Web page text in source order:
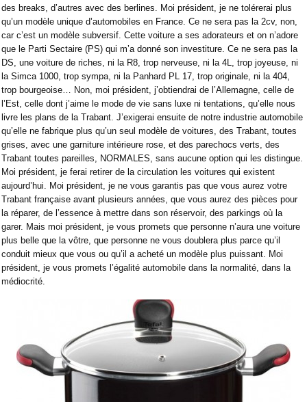
des breaks, d’autres avec des berlines. Moi président, je ne tolérerai plus
qu’un modèle unique d’automobiles en France. Ce ne sera pas la 2cv, non,
car c’est un modèle subversif. Cette voiture a ses adorateurs et on n’adore
que le Parti Sectaire (PS) qui m’a donné son investiture. Ce ne sera pas la
DS, une voiture de riches, ni la R8, trop nerveuse, ni la 4L, trop joyeuse, ni
la Simca 1000, trop sympa, ni la Panhard PL 17, trop originale, ni la 404,
trop bourgeoise… Non, moi président, j’obtiendrai de l’Allemagne, celle de
l’Est, celle dont j’aime le mode de vie sans luxe ni tentations, qu’elle nous
livre les plans de la Trabant. J’exigerai ensuite de notre industrie automobile
qu’elle ne fabrique plus qu’un seul modèle de voitures, des Trabant, toutes
grises, avec une garniture intérieure rose, et des parechocs verts, des
Trabant toutes pareilles, NORMALES, sans aucune option qui les distingue.
Moi président, je ferai retirer de la circulation les voitures qui existent
aujourd’hui. Moi président, je ne vous garantis pas que vous aurez votre
Trabant française avant plusieurs années, que vous aurez des pièces pour
la réparer, de l’essence à mettre dans son réservoir, des parkings où la
garer. Mais moi président, je vous promets que personne n’aura une voiture
plus belle que la vôtre, que personne ne vous doublera plus parce qu’il
conduit mieux que vous ou qu’il a acheté un modèle plus puissant. Moi
président, je vous promets l’égalité automobile dans la normalité, dans la
médiocrité.